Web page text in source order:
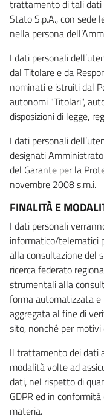
trattamento di tali dati
Stato S.p.A., con sede
nella persona
I dati personali
dal Titolare e da
nominati e istruiti dal
autonomi "Titolari",
disposizioni di legge,
I dati personali
designati
del Garante per la
novembre 2008 s.m.i.
FINALITÀ E
I dati personali
informatico/telematici
alla consultazione del
ricerca federato
strumentali alla
forma automatizzata
aggregata al fine di
sito, nonché per motivi
Il trattamento dei dati
modalità volte ad
dati, nel rispetto di
GDPR ed in
materia.